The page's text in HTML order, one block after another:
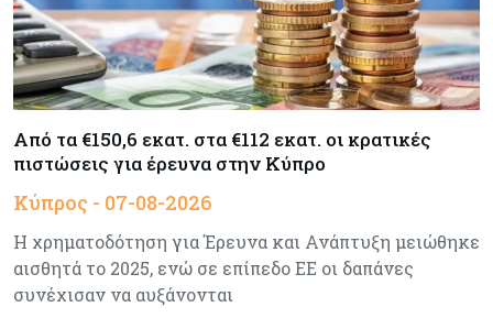
Crypto 07-08-2026
Γιατί το Bitcoin διχάζει αναλυτές και αγορά
Ελλάδα
Καλπάζουν τα Airbnb στην Ελλάδα - Σχεδόν
Εμπορεύματα
Από τα €150,6 εκατ. στα €112 εκατ. οι κρατικές
πιστώσεις για έρευνα στην Κύπρο
Κύπρος - 07-08-2026
Η χρηματοδότηση για Έρευνα και Ανάπτυξη μειώθηκε
αισθητά το 2025, ενώ σε επίπεδο ΕΕ οι δαπάνες
συνέχισαν να αυξάνονται